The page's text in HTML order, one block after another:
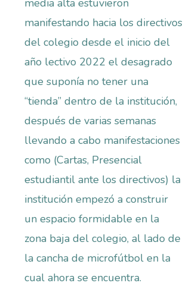
media alta estuvieron
manifestando hacia los directivos
del colegio desde el inicio del
año lectivo 2022 el desagrado
que suponía no tener una
“tienda” dentro de la institución,
después de varias semanas
llevando a cabo manifestaciones
como (Cartas, Presencial
estudiantil ante los directivos) la
institución empezó a construir
un espacio formidable en la
zona baja del colegio, al lado de
la cancha de microfútbol en la
cual ahora se encuentra.